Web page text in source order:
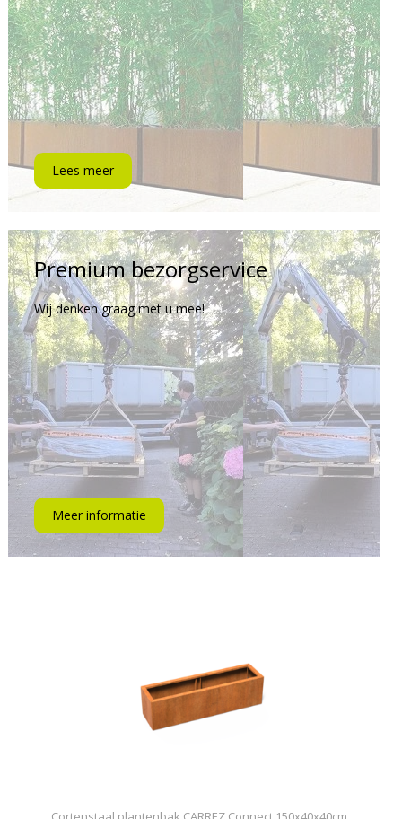
Lees meer
Premium bezorgservice
Wij denken graag met u mee!
Meer informatie